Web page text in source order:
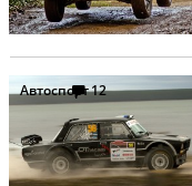
Автоспорт12